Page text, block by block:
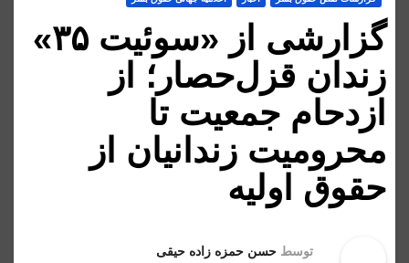
گزارشی از «سوئیت ۳۵»
زندان قزل‌حصار؛ از
ازدحام جمعیت تا
محرومیت زندانیان از
حقوق اولیه
توسط حسن حمزه زاده حیقی